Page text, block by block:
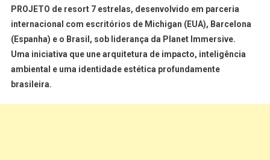
PROJETO de resort 7 estrelas, desenvolvido em parceria
internacional com escritórios de Michigan (EUA), Barcelona
(Espanha) e o Brasil, sob liderança da Planet Immersive.
Uma iniciativa que une arquitetura de impacto, inteligência
ambiental e uma identidade estética profundamente
brasileira.